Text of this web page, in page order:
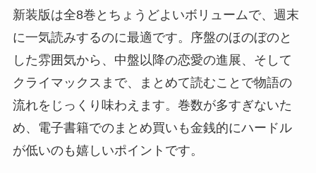
新装版は全8巻とちょうどよいボリュームで、週末
に一気読みするのに最適です。序盤のほのぼのと
した雰囲気から、中盤以降の恋愛の進展、そして
クライマックスまで、まとめて読むことで物語の
流れをじっくり味わえます。巻数が多すぎないた
め、電子書籍でのまとめ買いも金銭的にハードル
が低いのも嬉しいポイントです。